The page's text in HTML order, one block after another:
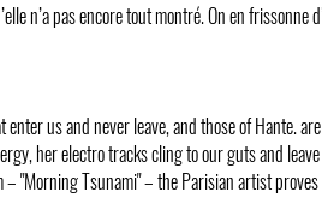
n’a pas encore tout montré. On en frissonne
enter us and never leave, and those of Hante.
her electro tracks cling to our guts and
"Morning Tsunami" – the Parisian artist